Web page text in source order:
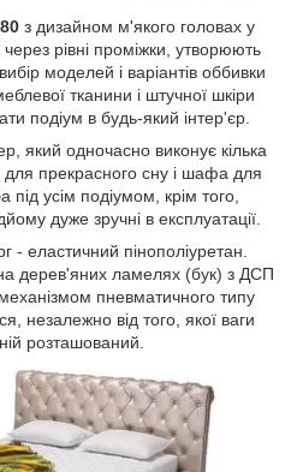
з дизайном м'якого головах у
рівні проміжки, утворюють
моделей і варіантів оббивки
тканини і штучної шкіри
подіум в будь-який інтер'єр.
який одночасно виконує кілька
для прекрасного сну і шафа для
під усім подіумом, крім того,
дуже зручні в експлуатації.
- еластичний пінополіуретан.
дерев'яних ламелях (бук) з ДСП
пневматичного типу
незалежно від того, якої ваги
розташований.